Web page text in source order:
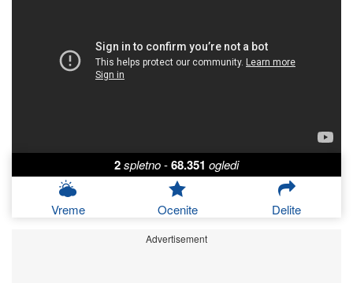
2spletno-68.351 ogledi
Vreme Ocenite Delite
Advertisement